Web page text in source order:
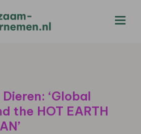
‘Global
the HOT EARTH